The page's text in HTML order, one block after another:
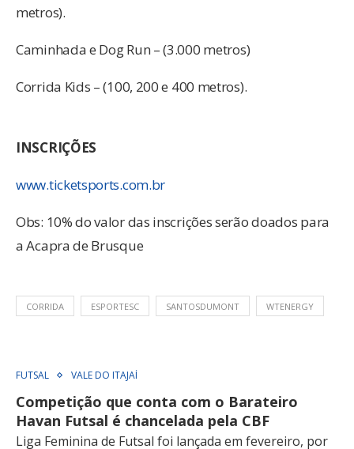
metros).
Caminhada e Dog Run – (3.000 metros)
Corrida Kids – (100, 200 e 400 metros).
INSCRIÇÕES
www.ticketsports.com.br
Obs: 10% do valor das inscrições serão doados para
a Acapra de Brusque
CORRIDA ESPORTESC SANTOSDUMONT WTENERGY
FUTSAL VALE DO ITAJAÍ
Competição que conta com o Barateiro
Havan Futsal é chancelada pela CBF
Liga Feminina de Futsal foi lançada em fevereiro, por